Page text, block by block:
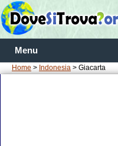
Menu
Home > Indonesia > Giacarta